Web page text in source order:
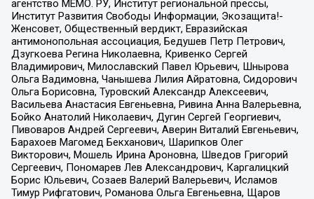
агентство МЕМО. РУ, Институт региональной прессы,
Институт Развития Свободы Информации, Экозащита!-
Женсовет, Общественный вердикт, Евразийская
антимонопольная ассоциация, Бедушев Петр Петрович,
Дзугкоева Регина Николаевна, Кривенко Сергей
Владимирович, Милославский Павел Юрьевич, Шнырова
Ольга Вадимовна, Чанышева Лилия Айратовна, Сидорович
Ольга Борисовна, Туровский Александр Алексеевич,
Васильева Анастасия Евгеньевна, Ривина Анна Валерьевна,
Бойко Анатолий Николаевич, Дугин Сергей Георгиевич,
Пивоваров Андрей Сергеевич, Аверин Виталий Евгеньевич,
Барахоев Магомед Бекханович, Шарипков Олег
Викторович, Мошель Ирина Ароновна, Шведов Григорий
Сергеевич, Пономарев Лев Александрович, Каргалицкий
Борис Юльевич, Созаев Валерий Валерьевич, Исламов
Тимур Рифгатович, Романова Ольга Евгеньевна, Щаров